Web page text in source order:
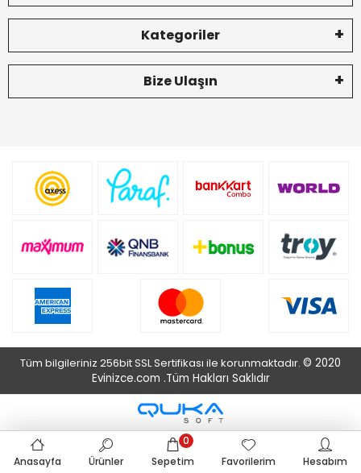
Kategoriler
Bize Ulaşın
Tüm bilgileriniz 256bit SSL Sertifikası ile korunmaktadır. © 2020
Evinizce.com .Tüm Hakları Saklıdır
Anasayfa Ürünler Sepetim
0
Favorilerim
Hesabım